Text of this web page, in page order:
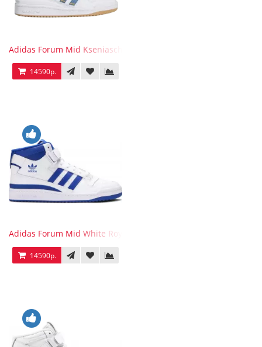
Adidas Forum Mid Kseniaschnaider
14590р.
Adidas Forum Mid White Royal Blue
14590р.